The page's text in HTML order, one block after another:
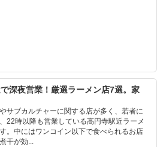
で深夜営業！厳選ラーメン店7選。家
サブカルチャーに関する店が多く、若者に
22時以降も営業している高円寺駅近ラーメ
。中にはワンコイン以下で食べられるお店
干が効...